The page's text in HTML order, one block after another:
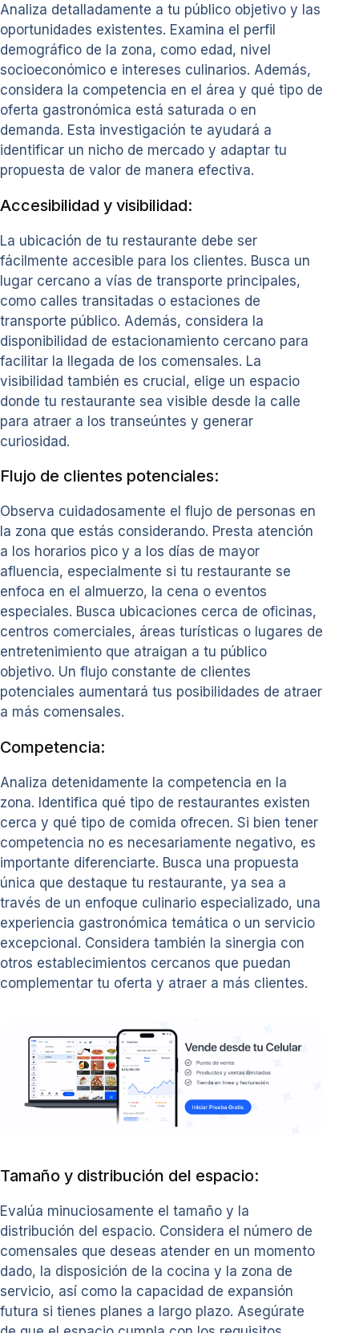
Analiza detalladamente a tu público objetivo y las
oportunidades existentes. Examina el perfil
demográfico de la zona, como edad, nivel
socioeconómico e intereses culinarios. Además,
considera la competencia en el área y qué tipo de
oferta gastronómica está saturada o en
demanda. Esta investigación te ayudará a
identificar un nicho de mercado y adaptar tu
propuesta de valor de manera efectiva.
Accesibilidad y visibilidad:
La ubicación de tu restaurante debe ser
fácilmente accesible para los clientes. Busca un
lugar cercano a vías de transporte principales,
como calles transitadas o estaciones de
transporte público. Además, considera la
disponibilidad de estacionamiento cercano para
facilitar la llegada de los comensales. La
visibilidad también es crucial, elige un espacio
donde tu restaurante sea visible desde la calle
para atraer a los transeúntes y generar
curiosidad.
Flujo de clientes potenciales:
Observa cuidadosamente el flujo de personas en
la zona que estás considerando. Presta atención
a los horarios pico y a los días de mayor
afluencia, especialmente si tu restaurante se
enfoca en el almuerzo, la cena o eventos
especiales. Busca ubicaciones cerca de oficinas,
centros comerciales, áreas turísticas o lugares de
entretenimiento que atraigan a tu público
objetivo. Un flujo constante de clientes
potenciales aumentará tus posibilidades de atraer
a más comensales.
Competencia:
Analiza detenidamente la competencia en la
zona. Identifica qué tipo de restaurantes existen
cerca y qué tipo de comida ofrecen. Si bien tener
competencia no es necesariamente negativo, es
importante diferenciarte. Busca una propuesta
única que destaque tu restaurante, ya sea a
través de un enfoque culinario especializado, una
experiencia gastronómica temática o un servicio
excepcional. Considera también la sinergia con
otros establecimientos cercanos que puedan
complementar tu oferta y atraer a más clientes.
Tamaño y distribución del espacio:
Evalúa minuciosamente el tamaño y la
distribución del espacio. Considera el número de
comensales que deseas atender en un momento
dado, la disposición de la cocina y la zona de
servicio, así como la capacidad de expansión
futura si tienes planes a largo plazo. Asegúrate